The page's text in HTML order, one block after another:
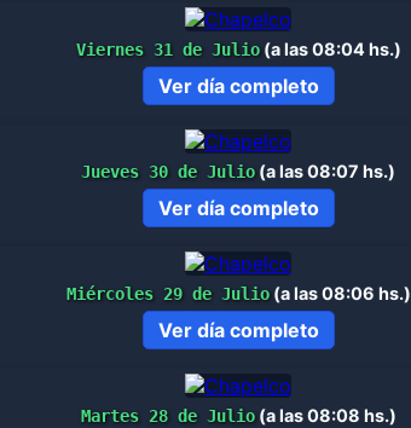
Viernes 31 de Julio(a las 08:04 hs.)
Ver día completo
Jueves 30 de Julio (a las 08:07 hs.)
Ver día completo
Miércoles 29 de Julio(a las 08:06 hs.)
Ver día completo
Martes 28 de Julio(a las 08:08 hs.)